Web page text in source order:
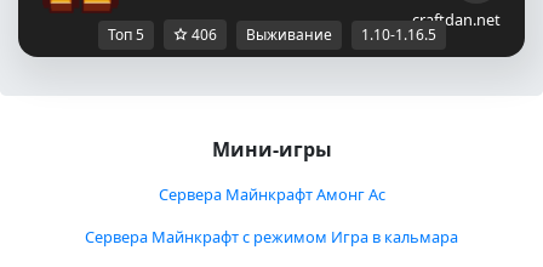
craftdan.net
Топ 5 406 Выживание 1.10-1.16.5
Мини-игры
Сервера Майнкрафт Амонг Ас
Сервера Майнкрафт с режимом Игра в кальмара